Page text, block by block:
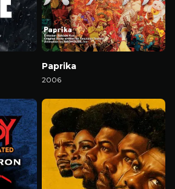
Paprika
2006